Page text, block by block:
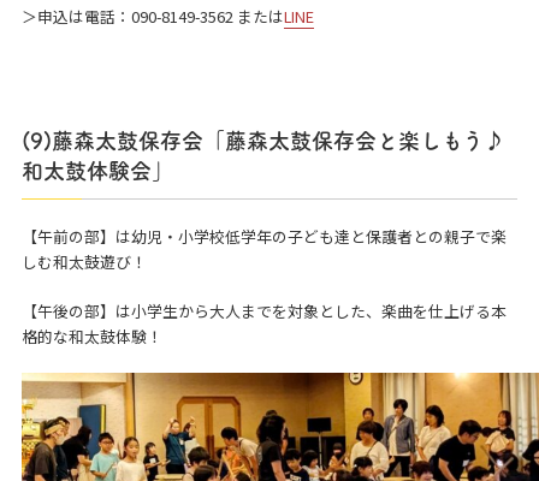
＞申込は電話：090-8149-3562 またはLINE
(9)藤森太鼓保存会「藤森太鼓保存会と楽しもう♪
和太鼓体験会」
【午前の部】は幼児・小学校低学年の子ども達と保護者との親子で楽
しむ和太鼓遊び！
【午後の部】は小学生から大人までを対象とした、楽曲を仕上げる本
格的な和太鼓体験！